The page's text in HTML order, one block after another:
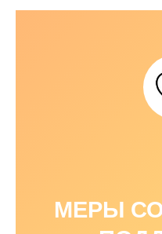
МЕРЫ